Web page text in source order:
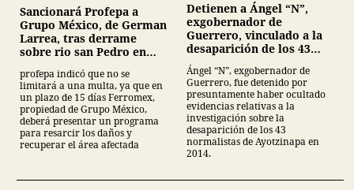
Sancionará Profepa a
Grupo México, de German
Larrea, tras derrame
sobre rio san Pedro en
profepa indicó que no se
limitará a una multa, ya que en
un plazo de 15 días Ferromex,
propiedad de Grupo México,
deberá presentar un programa
para resarcir los daños y
recuperar el área afectada
Detienen a Ángel “N”,
exgobernador de
Guerrero, vinculado a la
desaparición de los 43
normalistas de
Ayotzinapa
Ángel “N”, exgobernador de
Guerrero, fue detenido por
presuntamente haber ocultado
evidencias relativas a la
investigación sobre la
desaparición de los 43
normalistas de Ayotzinapa en
2014.